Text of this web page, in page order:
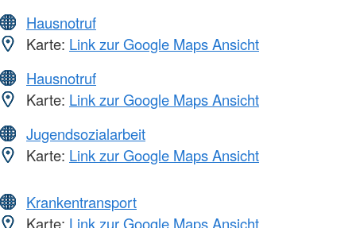
Hausnotruf
Karte: Link zur Google Maps Ansicht
Hausnotruf
Karte: Link zur Google Maps Ansicht
Jugendsozialarbeit
Karte: Link zur Google Maps Ansicht
Krankentransport
Karte: Link zur Google Maps Ansicht